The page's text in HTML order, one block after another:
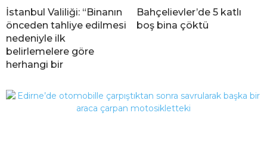
İstanbul Valiliği: “Binanın
önceden tahliye edilmesi
nedeniyle ilk
belirlemelere göre
herhangi bir
Bahçelievler’de 5 katlı
boş bina çöktü